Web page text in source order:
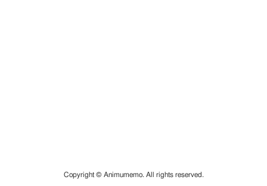
Copyright © Animumemo. All rights reserved.